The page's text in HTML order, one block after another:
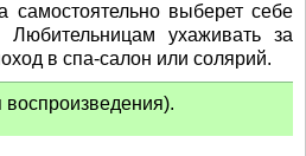
самостоятельно выберет себе
Любительницам ухаживать за
в спа-салон или солярий.
воспроизведения).